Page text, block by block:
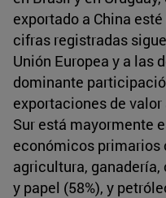
exportado a China
cifras registradas
Unión Europea y a las
dominante
exportaciones de
Sur está mayormente
económicos primarios
agricultura, ganadería,
y papel (58%), y